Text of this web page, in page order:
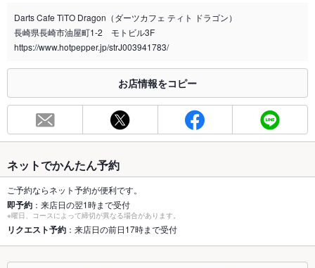
喫煙専用室 なし
合わせください。
お席
68席(総席数68席ございます。貸切可能です。)
容人数
個室 なし ：ございません。ご了承下さい。
座敷 なし ：ございません。ご了承下さい。
掘りごたつ なし ：ございません。ご了承下さい。
Darts Cafe TiTO Dragon（ダーツカフェ ティト ドラゴン）
長崎県長崎市油屋町1-2 モトビル3F
https://www.hotpepper.jp/strJ003941783/
お店情報をコピー
ネットでかんたん予約
ご予約ならネット予約が便利です。
即予約 ：来店日の翌1時まで受付
※曜日、コースによって締切が異なる場合があります。
リクエスト予約 ：来店日の前日17時まで受付